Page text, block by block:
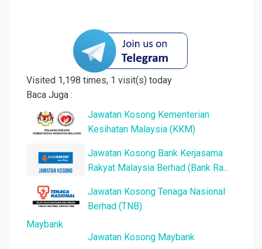
Visited 1,198 times, 1 visit(s) today
Baca Juga :
Jawatan Kosong Kementerian
Kesihatan Malaysia (KKM)
Jawatan Kosong Bank Kerjasama
Rakyat Malaysia Berhad (Bank Ra...
Jawatan Kosong Tenaga Nasional
Berhad (TNB)
Jawatan Kosong Maybank